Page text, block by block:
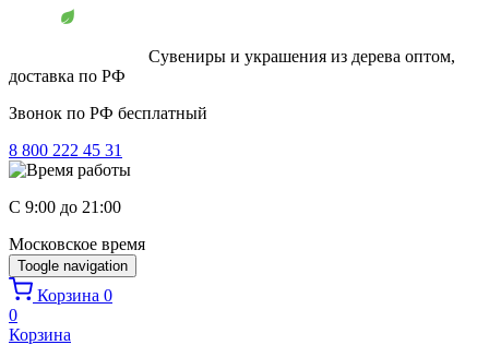
Перейти к основному содержанию
Сувениры и украшения из дерева оптом,
доставка по РФ
Звонок по РФ бесплатный
8 800 222 45 31
C 9:00 до 21:00
Московское время
Toogle navigation
Корзина 0
0
Корзина